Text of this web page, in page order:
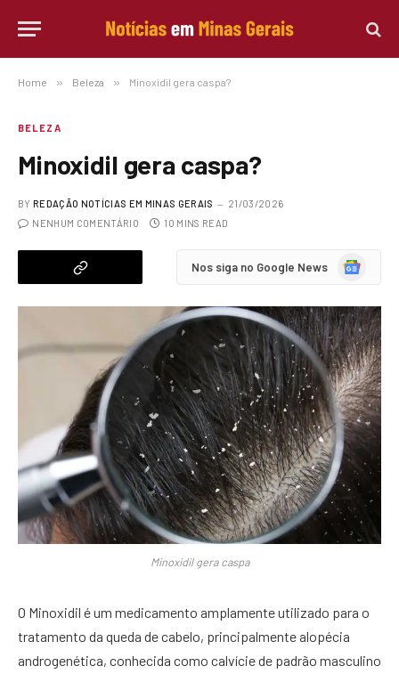
Home » Beleza » Minoxidil gera caspa?
BELEZA
Minoxidil gera caspa?
BY REDAÇÃO NOTÍCIAS EM MINAS GERAIS
21/03/2026
NENHUM COMENTÁRIO
10 MINS READ
Nos siga no Google News
Google
Minoxidil gera caspa
O Minoxidil é um medicamento amplamente utilizado para o
tratamento da queda de cabelo, principalmente alopécia
androgenética, conhecida como calvície de padrão masculino